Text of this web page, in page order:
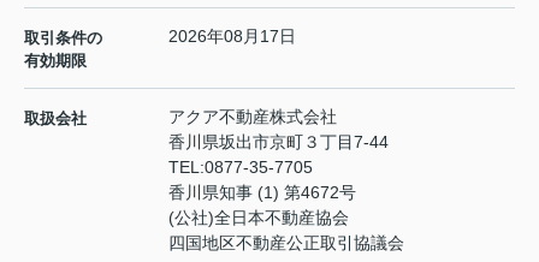
取引条件の
有効期限
2026年08月17日
取扱会社
アクア不動産株式会社
香川県坂出市京町３丁目7-44
TEL:0877-35-7705
香川県知事 (1) 第4672号
(公社)全日本不動産協会
四国地区不動産公正取引協議会